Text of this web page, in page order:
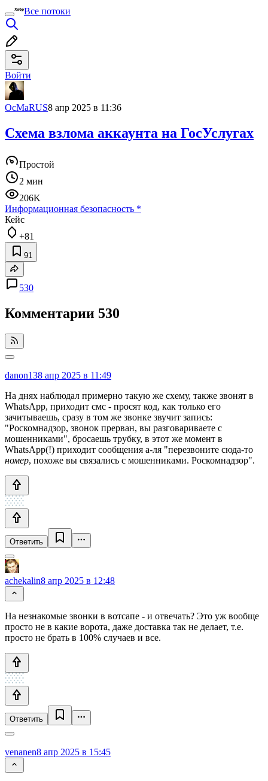
Все потоки
Войти
OcMaRUS8 апр 2025 в 11:36
Схема взлома аккаунта на ГосУслугах
Простой
2 мин
206K
Информационная безопасность *
Кейс
+81
91
530
Комментарии 530
danon138 апр 2025 в 11:49
На днях наблюдал примерно такую же схему, также звонят в
WhatsApp, приходит смс - просят код, как только его
зачитываешь, сразу в том же звонке звучит запись:
"Роскомнадзор, звонок прерван, вы разговариваете с
мошенниками", бросаешь трубку, в этот же момент в
WhatsApp(!) приходит сообщения а-ля "перезвоните сюда-то
номер, похоже вы связались с мошенниками. Роскомнадзор".
Ответить
achekalin8 апр 2025 в 12:48
На незнакомые звонки в вотсапе - и отвечать? Это уж вообще
просто не в какие ворота, даже доставка так не делает, т.е.
просто не брать в 100% случаев и все.
Ответить
venanen8 апр 2025 в 15:45